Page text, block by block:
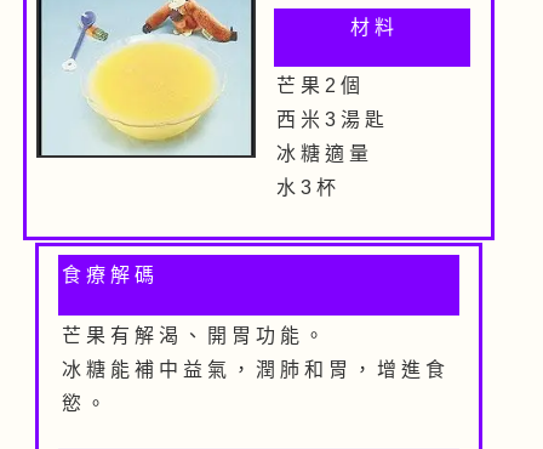
材 料
芒 果 2 個
西 米 3 湯 匙
冰 糖 適 量
水 3 杯
食 療 解 碼
芒 果 有 解 渴 、 開 胃 功 能 。
冰 糖 能 補 中 益 氣 ， 潤 肺 和 胃 ， 增 進 食
慾 。